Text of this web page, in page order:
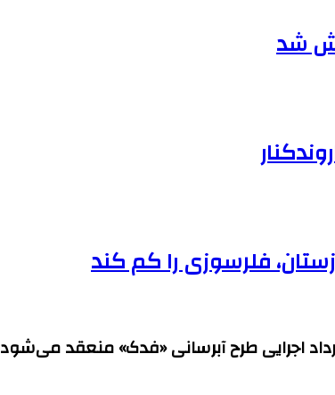
فلرسوزی را کم کند
اجرایی طرح آبرسانی «فدک» منعقد می‌شود